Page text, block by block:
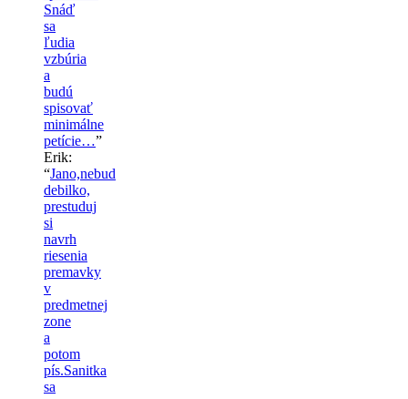
Snáď
sa
ľudia
vzbúria
a
budú
spisovať
minimálne
petície…”
Erik:
“Jano,nebud
debilko,
prestuduj
si
navrh
riesenia
premavky
v
predmetnej
zone
a
potom
pís.Sanitka
sa